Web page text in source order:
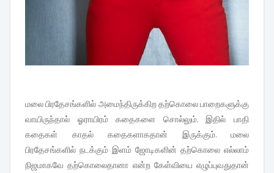
மலை பிரதேசங்களில் அமைந்திருக்கிற தற்கொலை பாறைகளுக்கு
வாயிருந்தால் ஓராயிரம் கதைகளை சொல்லும். இதில் பாதி
கதைகள் காதல் கதைகளாகதான் இருக்கும். மலை
பிரதேசங்களில் நடக்கும் இளம் ஜோடிகளின் தற்கொலை எல்லாம்
நிஜமாகவே தற்கொலைதானா என்ற கேள்வியை எழுப்புவதுதான்